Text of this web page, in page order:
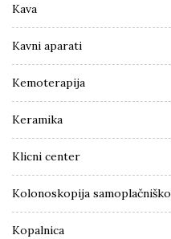
Kava
Kavni aparati
Kemoterapija
Keramika
Klicni center
Kolonoskopija samoplačniško
Kopalnica